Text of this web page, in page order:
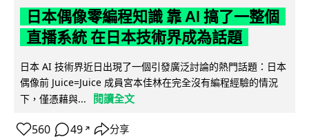
日本偶像零編程知識 靠 AI 搞了一整個
直播系統 在日本技術界成為話題
日本 AI 技術界近日出現了一個引發廣泛討論的熱門話題：日本
偶像前 Juice=Juice 成員宮本佳林在完全沒有編程經驗的情況
下，僅憑藉與...
閱讀全文
560 49 ↗ 分享